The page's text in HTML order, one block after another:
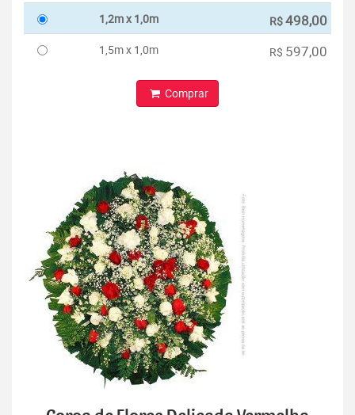
1,2m x 1,0m R$498,00
1,5m x 1,0m R$ 597,00
Comprar